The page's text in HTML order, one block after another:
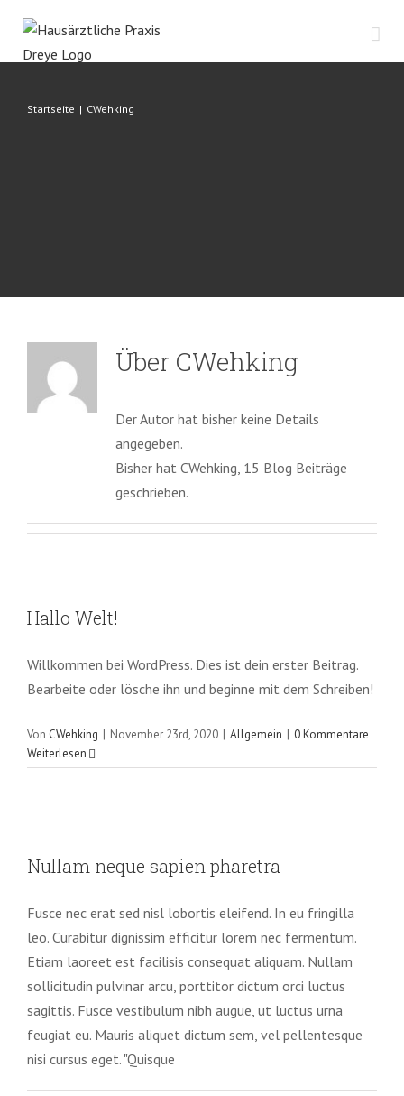
Inhalt
springen
Startseite | CWehking
Über CWehking
Der Autor hat bisher keine Details
angegeben.
Bisher hat CWehking, 15 Blog Beiträge
geschrieben.
Hallo Welt!
Willkommen bei WordPress. Dies ist dein erster Beitrag.
Bearbeite oder lösche ihn und beginne mit dem Schreiben!
Von CWehking | November 23rd, 2020 | Allgemein | 0 Kommentare
Weiterlesen
Design Technology
Nullam neque sapien pharetra
Fusce nec erat sed nisl lobortis eleifend. In eu fringilla
leo. Curabitur dignissim efficitur lorem nec fermentum.
Etiam laoreet est facilisis consequat aliquam. Nullam
sollicitudin pulvinar arcu, porttitor dictum orci luctus
sagittis. Fusce vestibulum nibh augue, ut luctus urna
feugiat eu. Mauris aliquet dictum sem, vel pellentesque
nisi cursus eget. "Quisque